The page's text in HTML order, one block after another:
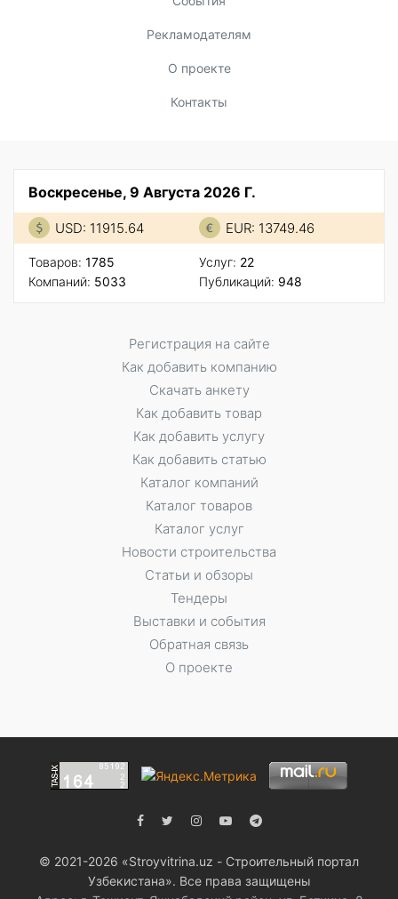
Рекламодателям
О проекте
Контакты
Воскресенье, 9 Августа 2026 Г.
USD: 11915.64 EUR: 13749.46
Товаров: 1785
Компаний: 5033
Услуг: 22
Публикаций: 948
Регистрация на сайте
Как добавить компанию
Скачать анкету
Как добавить товар
Как добавить услугу
Как добавить статью
Каталог компаний
Каталог товаров
Каталог услуг
Новости строительства
Статьи и обзоры
Тендеры
Выставки и события
Обратная связь
О проекте
© 2021-2026 «Stroyvitrina.uz - Строительный портал
Узбекистана». Все права защищены